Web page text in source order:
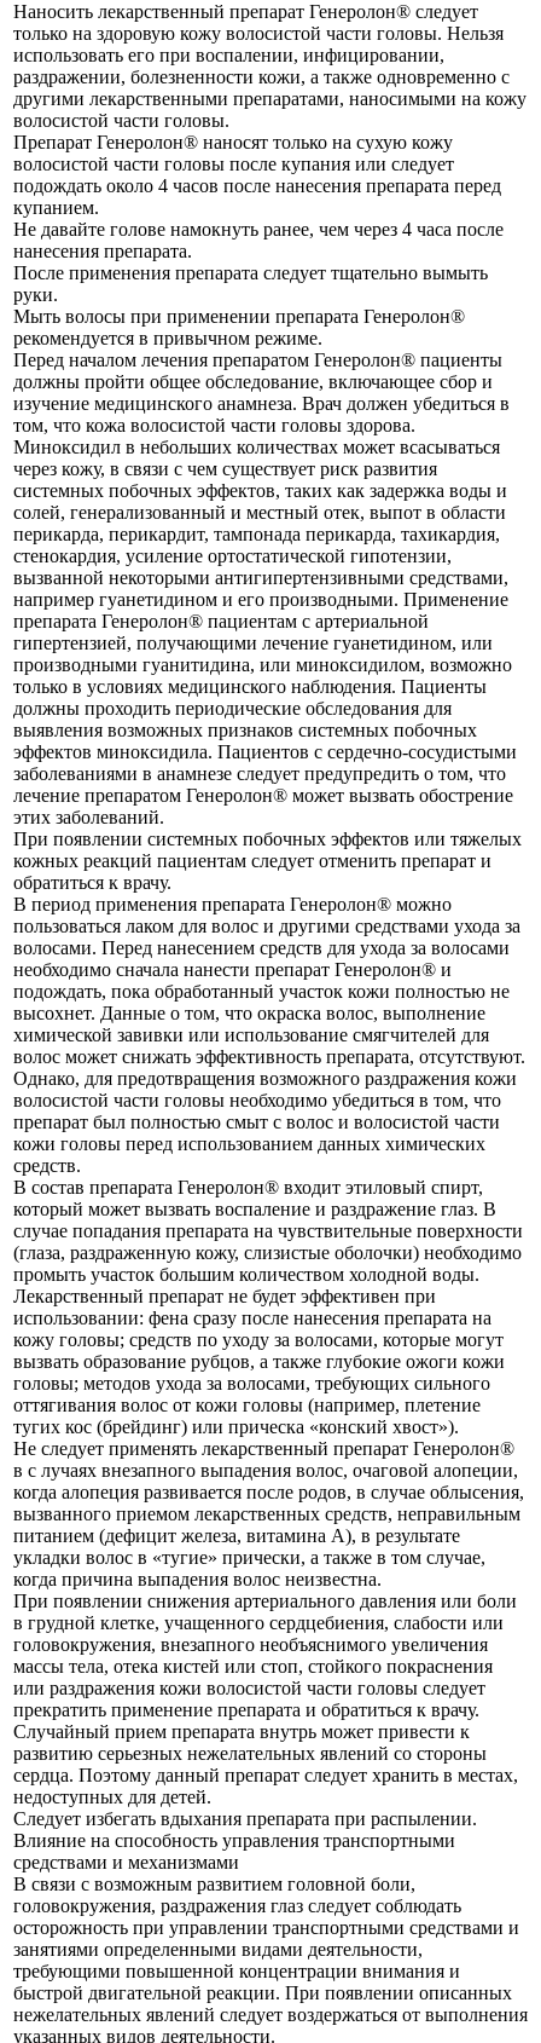
Наносить лекарственный препарат Генеролон® следует
только на здоровую кожу волосистой части головы. Нельзя
использовать его при воспалении, инфицировании,
раздражении, болезненности кожи, а также одновременно с
другими лекарственными препаратами, наносимыми на кожу
волосистой части головы.
Препарат Генеролон® наносят только на сухую кожу
волосистой части головы после купания или следует
подождать около 4 часов после нанесения препарата перед
купанием.
Не давайте голове намокнуть ранее, чем через 4 часа после
нанесения препарата.
После применения препарата следует тщательно вымыть
руки.
Мыть волосы при применении препарата Генеролон®
рекомендуется в привычном режиме.
Перед началом лечения препаратом Генеролон® пациенты
должны пройти общее обследование, включающее сбор и
изучение медицинского анамнеза. Врач должен убедиться в
том, что кожа волосистой части головы здорова.
Миноксидил в небольших количествах может всасываться
через кожу, в связи с чем существует риск развития
системных побочных эффектов, таких как задержка воды и
солей, генерализованный и местный отек, выпот в области
перикарда, перикардит, тампонада перикарда, тахикардия,
стенокардия, усиление ортостатической гипотензии,
вызванной некоторыми антигипертензивными средствами,
например гуанетидином и его производными. Применение
препарата Генеролон® пациентам с артериальной
гипертензией, получающими лечение гуанетидином, или
производными гуанитидина, или миноксидилом, возможно
только в условиях медицинского наблюдения. Пациенты
должны проходить периодические обследования для
выявления возможных признаков системных побочных
эффектов миноксидила. Пациентов с сердечно-сосудистыми
заболеваниями в анамнезе следует предупредить о том, что
лечение препаратом Генеролон® может вызвать обострение
этих заболеваний.
При появлении системных побочных эффектов или тяжелых
кожных реакций пациентам следует отменить препарат и
обратиться к врачу.
В период применения препарата Генеролон® можно
пользоваться лаком для волос и другими средствами ухода за
волосами. Перед нанесением средств для ухода за волосами
необходимо сначала нанести препарат Генеролон® и
подождать, пока обработанный участок кожи полностью не
высохнет. Данные о том, что окраска волос, выполнение
химической завивки или использование смягчителей для
волос может снижать эффективность препарата, отсутствуют.
Однако, для предотвращения возможного раздражения кожи
волосистой части головы необходимо убедиться в том, что
препарат был полностью смыт с волос и волосистой части
кожи головы перед использованием данных химических
средств.
В состав препарата Генеролон® входит этиловый спирт,
который может вызвать воспаление и раздражение глаз. В
случае попадания препарата на чувствительные поверхности
(глаза, раздраженную кожу, слизистые оболочки) необходимо
промыть участок большим количеством холодной воды.
Лекарственный препарат не будет эффективен при
использовании: фена сразу после нанесения препарата на
кожу головы; средств по уходу за волосами, которые могут
вызвать образование рубцов, а также глубокие ожоги кожи
головы; методов ухода за волосами, требующих сильного
оттягивания волос от кожи головы (например, плетение
тугих кос (брейдинг) или прическа «конский хвост»).
Не следует применять лекарственный препарат Генеролон®
в с лучаях внезапного выпадения волос, очаговой алопеции,
когда алопеция развивается после родов, в случае облысения,
вызванного приемом лекарственных средств, неправильным
питанием (дефицит железа, витамина А), в результате
укладки волос в «тугие» прически, а также в том случае,
когда причина выпадения волос неизвестна.
При появлении снижения артериального давления или боли
в грудной клетке, учащенного сердцебиения, слабости или
головокружения, внезапного необъяснимого увеличения
массы тела, отека кистей или стоп, стойкого покраснения
или раздражения кожи волосистой части головы следует
прекратить применение препарата и обратиться к врачу.
Случайный прием препарата внутрь может привести к
развитию серьезных нежелательных явлений со стороны
сердца. Поэтому данный препарат следует хранить в местах,
недоступных для детей.
Следует избегать вдыхания препарата при распылении.
Влияние на способность управления транспортными
средствами и механизмами
В связи с возможным развитием головной боли,
головокружения, раздражения глаз следует соблюдать
осторожность при управлении транспортными средствами и
занятиями определенными видами деятельности,
требующими повышенной концентрации внимания и
быстрой двигательной реакции. При появлении описанных
нежелательных явлений следует воздержаться от выполнения
указанных видов деятельности.